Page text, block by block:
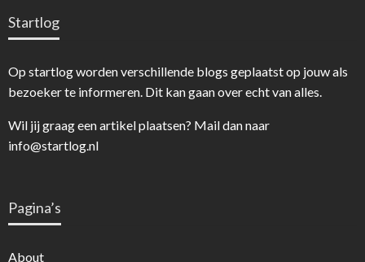
Startlog
Op startlog worden verschillende blogs geplaatst op jouw als
bezoeker te informeren. Dit kan gaan over echt van alles.
Wil jij graag een artikel plaatsen? Mail dan naar
info@startlog.nl
Pagina’s
About